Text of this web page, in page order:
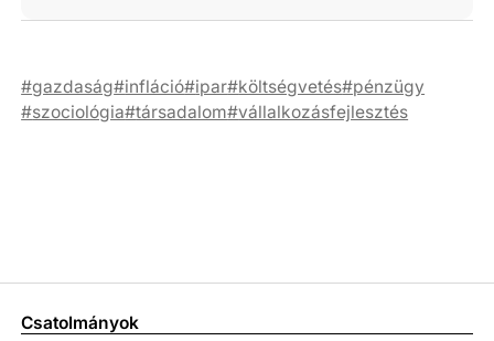
gazdaság infláció ipar költségvetés pénzügy
szociológia társadalom vállalkozásfejlesztés
Csatolmányok